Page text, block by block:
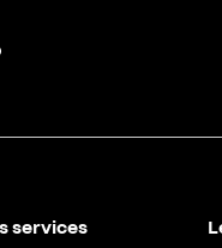
services